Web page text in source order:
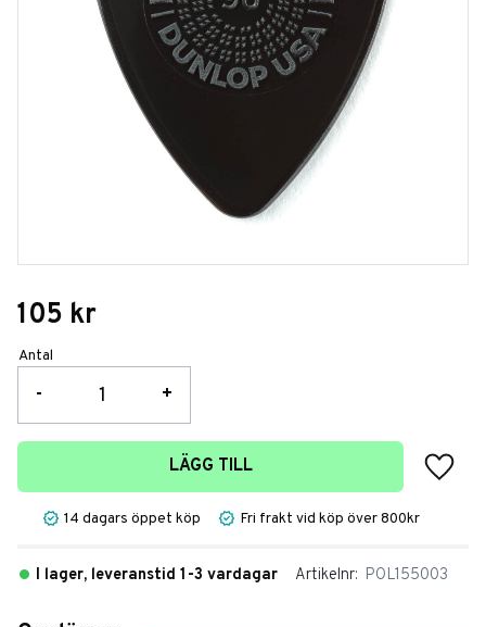
105 kr
Antal
+
-
LÄGG TILL
Lägg
14 dagars öppet köp Fri frakt vid köp över 800kr
I lager, leveranstid 1-3 vardagar Artikelnr POL155003